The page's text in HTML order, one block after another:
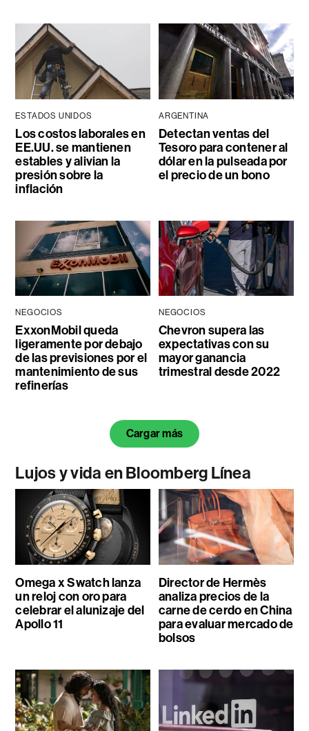
ESTADOS UNIDOS
Los costos laborales en
EE.UU. se mantienen
estables y alivian la
presión sobre la
inflación
ARGENTINA
Detectan ventas del
Tesoro para contener al
dólar en la pulseada por
el precio de un bono
NEGOCIOS
ExxonMobil queda
ligeramente por debajo
de las previsiones por el
mantenimiento de sus
refinerías
NEGOCIOS
Chevron supera las
expectativas con su
mayor ganancia
trimestral desde 2022
Cargar más
Lujos y vida en Bloomberg Línea
Omega x Swatch lanza
un reloj con oro para
celebrar el alunizaje del
Apollo 11
Director de Hermès
analiza precios de la
carne de cerdo en China
para evaluar mercado de
bolsos